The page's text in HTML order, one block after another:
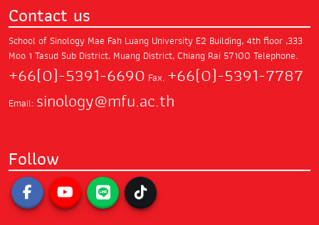
Contact us
School of Sinology Mae Fah Luang University E2 Building, 4th floor ,333
Moo 1 Tasud Sub District, Muang District, Chiang Rai 57100 Telephone.
+66(0)-5391-6690 Fax. +66(0)-5391-7787
Email: sinology@mfu.ac.th
Follow